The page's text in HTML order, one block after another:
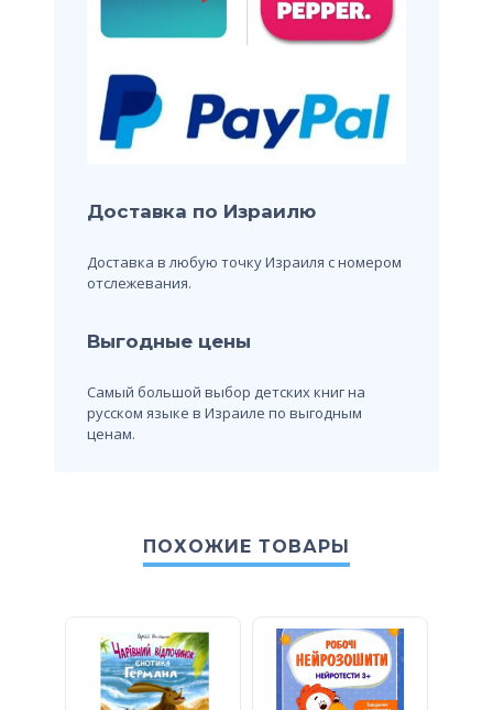
Доставка по Израилю
Доставка в любую точку Израиля с номером
отслежевания.
Выгодные цены
Самый большой выбор детских книг на
русском языке в Израиле по выгодным
ценам.
ПОХОЖИЕ ТОВАРЫ